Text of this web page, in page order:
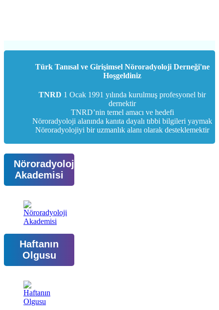
Türk Tanısal ve Girişimsel Nöroradyoloji Derneği'ne
Hoşgeldiniz
TNRD 1 Ocak 1991 yılında kurulmuş profesyonel bir
dernektir
TNRD’nin temel amacı ve hedefi
Nöroradyoloji alanında kanıta dayalı tıbbi bilgileri yaymak
Nöroradyolojiyi bir uzmanlık alanı olarak desteklemektir
Nöroradyoloji
Akademisi
Haftanın
Olgusu